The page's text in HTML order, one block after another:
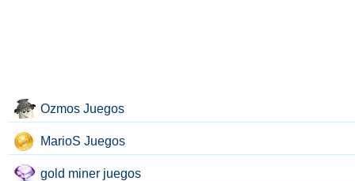
Ozmos Juegos
MarioS Juegos
gold miner juegos